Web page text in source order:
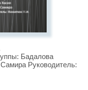
Бадалова
Руководитель: